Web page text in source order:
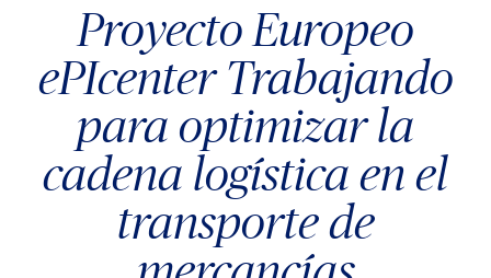
Proyecto Europeo
ePIcenter Trabajando
para optimizar la
cadena logística en el
transporte de